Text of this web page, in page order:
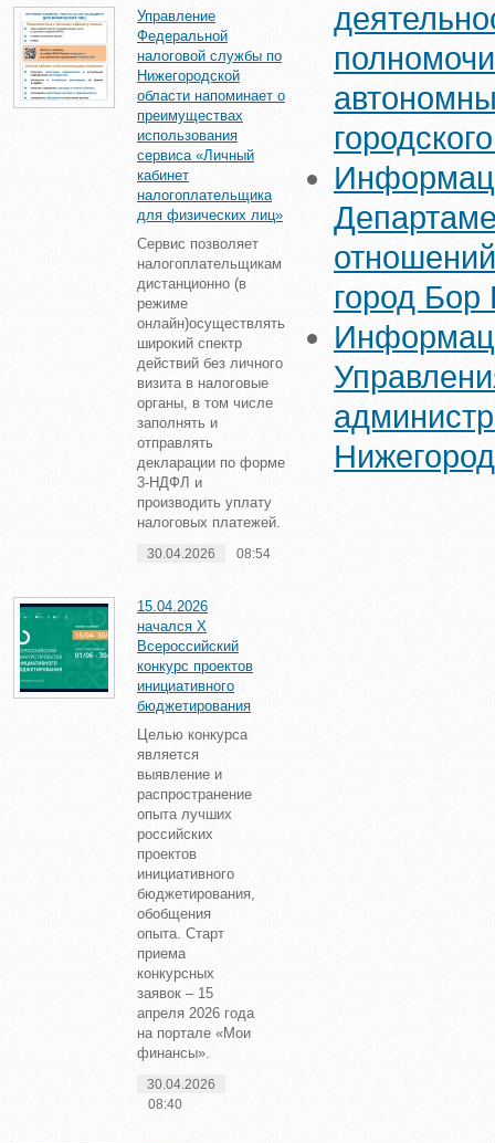
Управление
Федеральной
налоговой службы по
Нижегородской
области напоминает о
преимуществах
использования
сервиса «Личный
кабинет
налогоплательщика
для физических лиц»
Сервис позволяет
налогоплательщикам
дистанционно (в
режиме
онлайн)осуществлять
широкий спектр
действий без личного
визита в налоговые
органы, в том числе
заполнять и
отправлять
декларации по форме
3-НДФЛ и
производить уплату
налоговых платежей.
30.04.2026 08:54
15.04.2026
начался X
Всероссийский
конкурс проектов
инициативного
бюджетирования
Целью конкурса
является
выявление и
распространение
опыта лучших
российских
проектов
инициативного
бюджетирования,
обобщения
опыта. Старт
приема
конкурсных
заявок – 15
апреля 2026 года
на портале «Мои
финансы».
30.04.2026
08:40
город Бор